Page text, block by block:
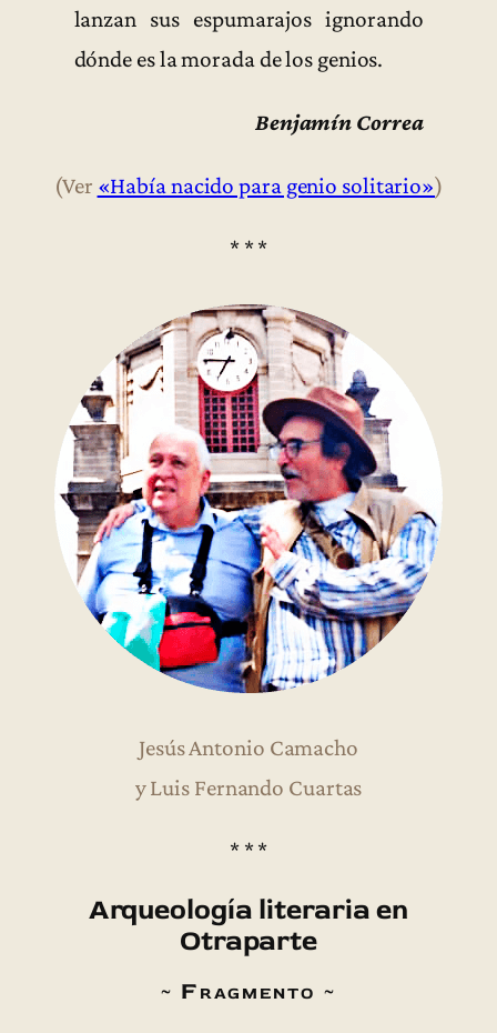
lanzan sus espumarajos ignorando
dónde es la morada de los genios.
Benjamín Correa
(Ver «Había nacido para genio solitario»)
* * *
Jesús Antonio Camacho
y Luis Fernando Cuartas
* * *
Arqueología literaria en
Otraparte
~ Fragmento ~